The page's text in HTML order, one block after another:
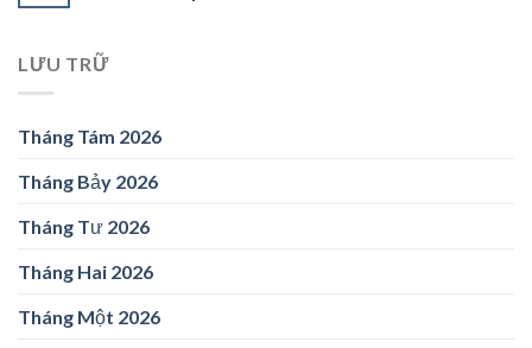
LƯU TRỮ
Tháng Tám 2026
Tháng Bảy 2026
Tháng Tư 2026
Tháng Hai 2026
Tháng Một 2026